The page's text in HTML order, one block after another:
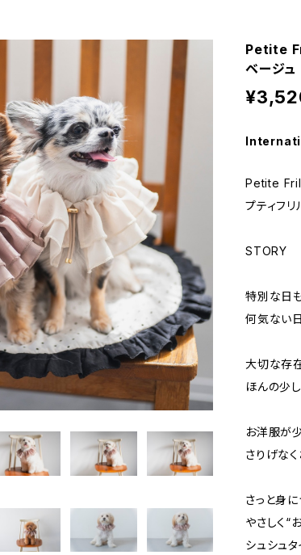
Petite
ベージ
Petite
プティフリ
STORY
特別な日も
何気ない
大切な存
ほんの少
お洋服が
さりげな
さっと身
やさしく“
シュシュタ